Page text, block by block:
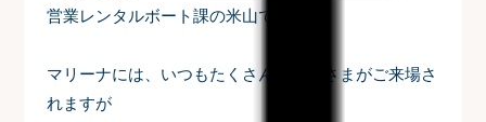
営業レンタルボート課の米山です。
マリーナには、いつもたくさんのお客さまがご来場さ
れますが